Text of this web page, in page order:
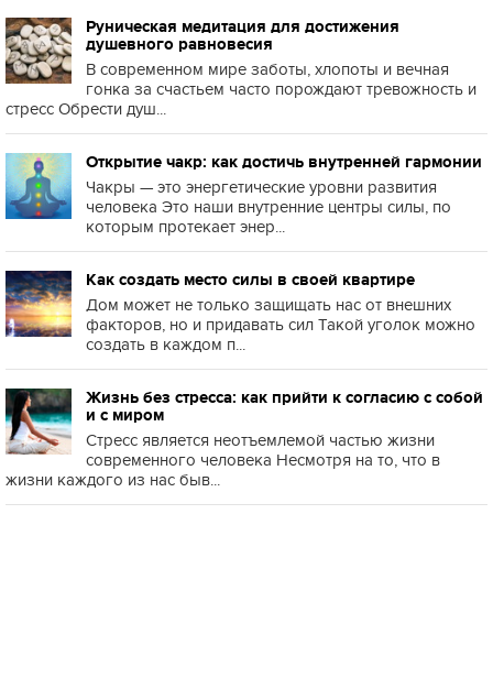
Руническая медитация для достижения
душевного равновесия
В современном мире заботы, хлопоты и вечная
гонка за счастьем часто порождают тревожность и
стресс Обрести душ...
Открытие чакр: как достичь внутренней гармонии
Чакры — это энергетические уровни развития
человека Это наши внутренние центры силы, по
которым протекает энер...
Как создать место силы в своей квартире
Дом может не только защищать нас от внешних
факторов, но и придавать сил Такой уголок можно
создать в каждом п...
Жизнь без стресса: как прийти к согласию с собой
и с миром
Стресс является неотъемлемой частью жизни
современного человека Несмотря на то, что в
жизни каждого из нас быв...